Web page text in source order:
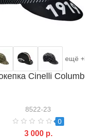
ещё
Cinelli
8522-23
0
3 000 р.